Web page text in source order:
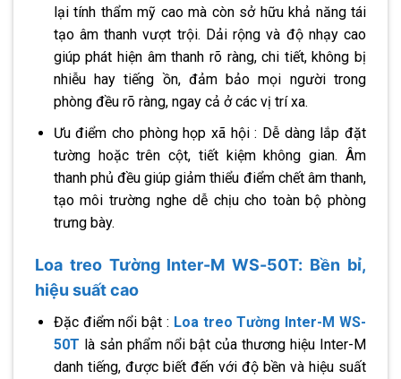
lại tính thẩm mỹ cao mà còn sở hữu khả năng tái
tạo âm thanh vượt trội. Dải rộng và độ nhạy cao
giúp phát hiện âm thanh rõ ràng, chi tiết, không bị
nhiễu hay tiếng ồn, đảm bảo mọi người trong
phòng đều rõ ràng, ngay cả ở các vị trí xa.
Ưu điểm cho phòng họp xã hội : Dễ dàng lắp đặt
tường hoặc trên cột, tiết kiệm không gian. Âm
thanh phủ đều giúp giảm thiểu điểm chết âm thanh,
tạo môi trường nghe dễ chịu cho toàn bộ phòng
trưng bày.
Loa treo Tường Inter-M WS-50T: Bền bỉ,
hiệu suất cao
Đặc điểm nổi bật : Loa treo Tường Inter-M WS-
50T là sản phẩm nổi bật của thương hiệu Inter-M
danh tiếng, được biết đến với độ bền và hiệu suất